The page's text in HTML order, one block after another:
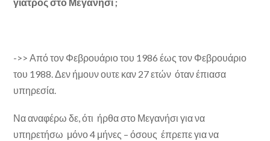
->> Από τον Φεβρουάριο του 1986 έως τον Φεβρουάριο
του 1988. Δεν ήμουν ουτε καν 27 ετών όταν έπιασα
υπηρεσία.
Να αναφέρω δε, ότι ήρθα στο Μεγανήσι για να
υπηρετήσω μόνο 4 μήνες – όσους έπρεπε για να